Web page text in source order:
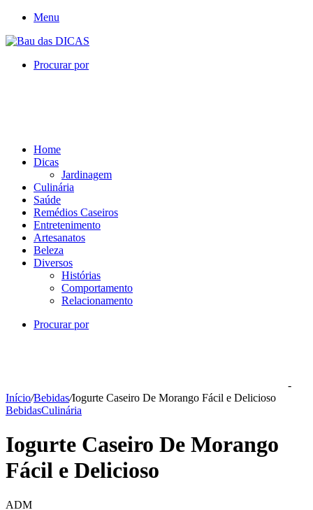
Menu
Procurar por
Home
Dicas
Jardinagem
Culinária
Saúde
Remédios Caseiros
Entretenimento
Artesanatos
Beleza
Diversos
Histórias
Comportamento
Relacionamento
Procurar por
-
Início/Bebidas/Iogurte Caseiro De Morango Fácil e Delicioso
BebidasCulinária
Iogurte Caseiro De Morango
Fácil e Delicioso
ADM